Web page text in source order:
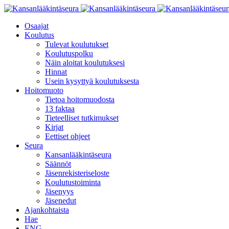
Osaajat
Koulutus
Tulevat koulutukset
Koulutuspolku
Näin aloitat koulutuksesi
Hinnat
Usein kysyttyä koulutuksesta
Hoitomuoto
Tietoa hoitomuodosta
13 faktaa
Tieteelliset tutkimukset
Kirjat
Eettiset ohjeet
Seura
Kansanlääkintäseura
Säännöt
Jäsenrekisteriseloste
Koulutustoiminta
Jäsenyys
Jäsenedut
Ajankohtaista
Hae